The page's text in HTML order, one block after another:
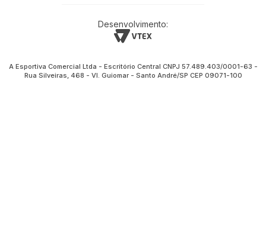
Desenvolvimento:
A Esportiva Comercial Ltda - Escritório Central CNPJ 57.489.403/0001-63 -
Rua Silveiras, 468 - Vl. Guiomar - Santo André/SP CEP 09071-100